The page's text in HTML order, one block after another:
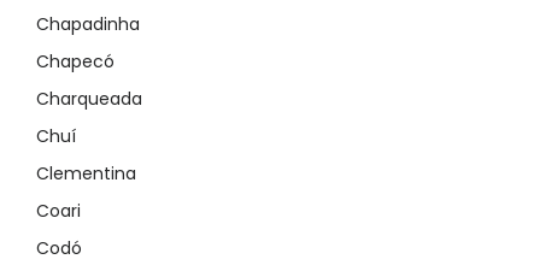
Chapadinha
Chapecó
Charqueada
Chuí
Clementina
Coari
Codó